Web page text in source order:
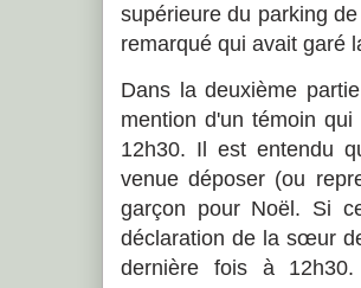
supérieure du parking
remarqué qui avait garé
Dans la deuxième
mention d'un témoin
12h30. Il est entendu
venue déposer (ou
garçon pour Noël. Si
déclaration de la sœur
dernière fois à